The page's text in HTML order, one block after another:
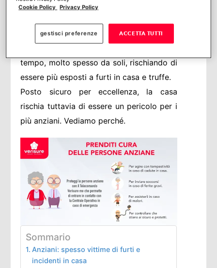
nonni e pensare alla loro serenità. Serenità
pensione, è proprio qui che i nonni
tempo, molto spesso da soli, rischiando di
essere più esposti a furti in casa e truffe.
Posto sicuro per eccellenza, la casa
rischia tuttavia di essere un pericolo per i
più anziani. Vediamo perché.
Sommario
Anziani: spesso vittime di furti e
incidenti in casa
Cookie Policy Privacy Policy
gestisci preferenze ACCETTA TUTTI